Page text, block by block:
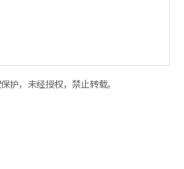
护，未经授权，禁止转载。